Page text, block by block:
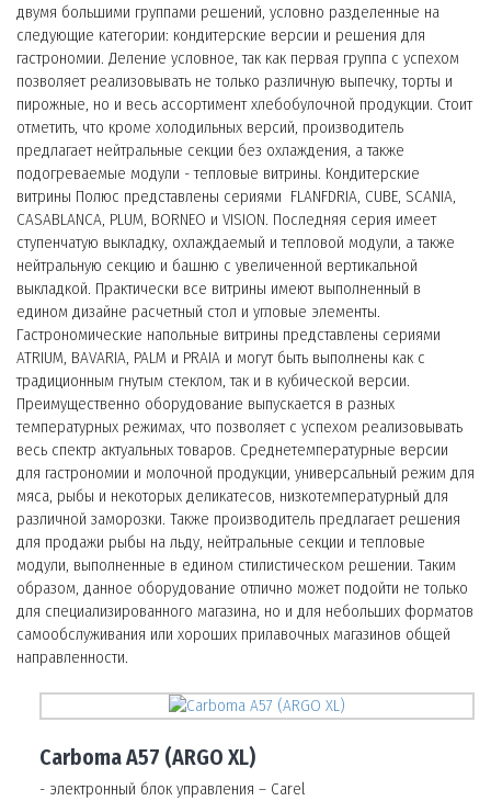
двумя большими группами решений, условно разделенные на
следующие категории: кондитерские версии и решения для
гастрономии. Деление условное, так как первая группа с успехом
позволяет реализовывать не только различную выпечку, торты и
пирожные, но и весь ассортимент хлебобулочной продукции. Стоит
отметить, что кроме холодильных версий, производитель
предлагает нейтральные секции без охлаждения, а также
подогреваемые модули - тепловые витрины. Кондитерские
витрины Полюс представлены сериями FLANFDRIA, CUBE, SCANIA,
CASABLANCA, PLUM, BORNEO и VISION. Последняя серия имеет
ступенчатую выкладку, охлаждаемый и тепловой модули, а также
нейтральную секцию и башню с увеличенной вертикальной
выкладкой. Практически все витрины имеют выполненный в
едином дизайне расчетный стол и угловые элементы.
Гастрономические напольные витрины представлены сериями
ATRIUM, BAVARIA, PALM и PRAIA и могут быть выполнены как с
традиционным гнутым стеклом, так и в кубической версии.
Преимущественно оборудование выпускается в разных
температурных режимах, что позволяет с успехом реализовывать
весь спектр актуальных товаров. Среднетемпературные версии
для гастрономии и молочной продукции, универсальный режим для
мяса, рыбы и некоторых деликатесов, низкотемпературный для
различной заморозки. Также производитель предлагает решения
для продажи рыбы на льду, нейтральные секции и тепловые
модули, выполненные в едином стилистическом решении. Таким
образом, данное оборудование отлично может подойти не только
для специализированного магазина, но и для небольших форматов
самообслуживания или хороших прилавочных магазинов общей
направленности.
Carboma А57 (ARGO XL)
- электронный блок управления – Carel